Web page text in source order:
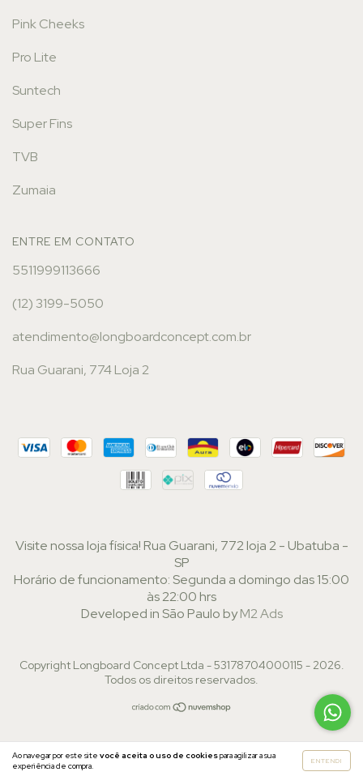
Ao navegar por este site você aceita o uso de cookiespara agilizar a sua
experiência de compra.
ENTENDI
Pink Cheeks
Pro Lite
Suntech
Super Fins
TVB
Zumaia
ENTRE EM CONTATO
5511999113666
(12) 3199-5050
atendimento@longboardconcept.com.br
Rua Guarani, 774 Loja 2
Visite nossa loja física! Rua Guarani, 772 loja 2 - Ubatuba -
SP
Horário de funcionamento: Segunda a domingo das 15:00
às 22:00 hrs
Developed in São Paulo byM2 Ads
Copyright Longboard Concept Ltda - 53178704000115 - 2026.
Todos os direitos reservados.